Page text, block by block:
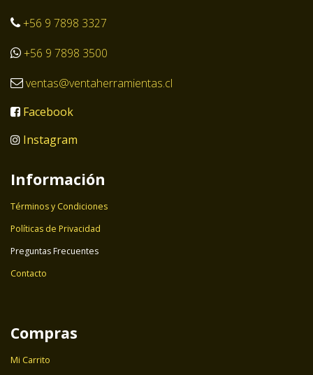
+56 9 7898 3327
+56 9 7898 3500
ventas@ventaherramientas.cl
Facebook
Instagram
Información
Términos y Condiciones
Políticas de Privacidad
Preguntas Frecuentes
Contacto
Compras
Mi Carrito